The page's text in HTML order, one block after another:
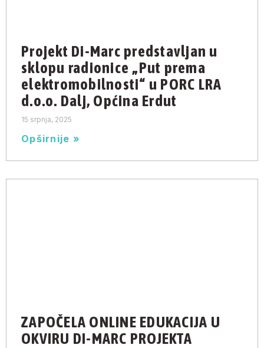
Projekt Di-Marc predstavljan u
sklopu radionice „Put prema
elektromobilnosti“ u PORC LRA
d.o.o. Dalj, Općina Erdut
15 srpnja, 2025
Opširnije »
ZAPOČELA ONLINE EDUKACIJA U
OKVIRU DI-MARC PROJEKTA